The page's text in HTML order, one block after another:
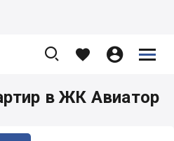
   


в ЖК Авиатор